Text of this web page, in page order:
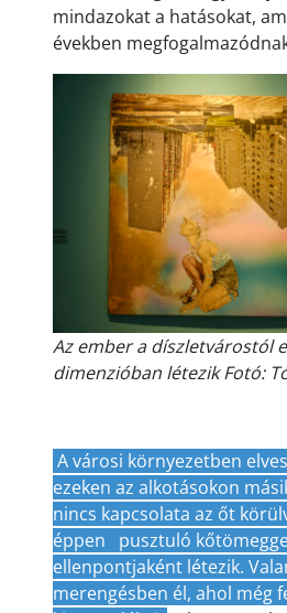
mindazokat a hatásokat,
években
Az ember a díszletvárostól
dimenzióban létezik Fotó:
A városi környezetben
ezeken az alkotásokon
nincs kapcsolata az őt
éppen
pusztuló
ellenpontjaként létezik.
merengésben él, ahol még